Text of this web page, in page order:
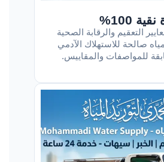
100%
التعقيم والرقابة الصحية
صالحة للاستهلاك الآدمي
للمواصفات والمقاييس.